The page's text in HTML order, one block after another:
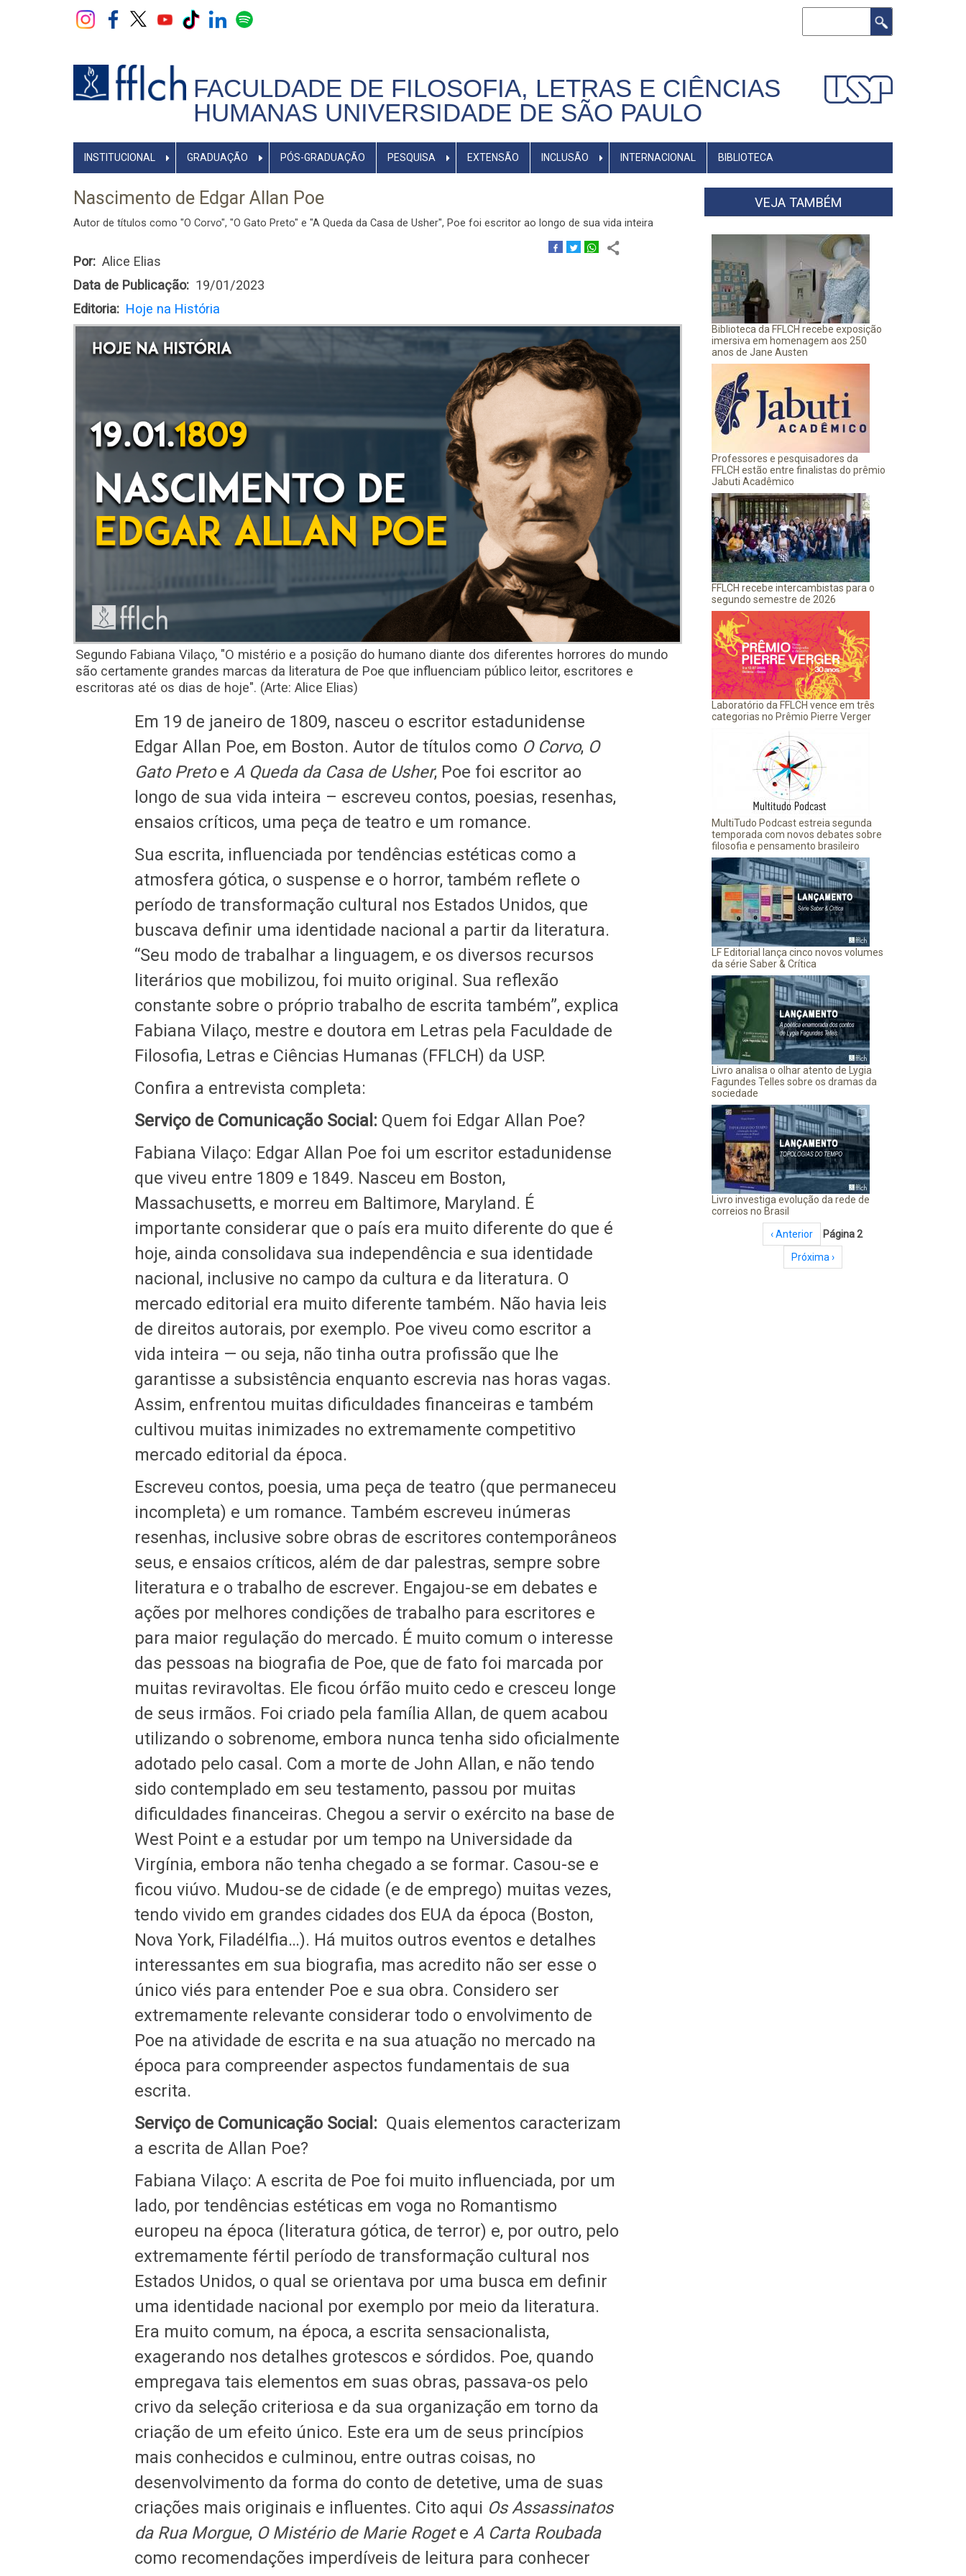
FACULDADE DE FILOSOFIA, LETRAS E CIÊNCIAS
HUMANAS UNIVERSIDADE DE SÃO PAULO
NAVEGADOR
PRINCIPAL
INSTITUCIONAL GRADUAÇÃO PÓS-GRADUAÇÃO PESQUISA EXTENSÃO INCLUSÃO INTERNACIONAL BIBLIOTECA
Nascimento de Edgar Allan Poe
Autor de títulos como "O Corvo", "O Gato Preto" e "A Queda da Casa de Usher", Poe foi escritor ao longo de sua vida inteira
Por
Alice Elias
Data de Publicação
19/01/2023
Editoria
Hoje na História
Segundo Fabiana Vilaço, "O mistério e a posição do humano diante dos diferentes horrores do mundo
são certamente grandes marcas da literatura de Poe que influenciam público leitor, escritores e
escritoras até os dias de hoje". (Arte: Alice Elias)
Em 19 de janeiro de 1809, nasceu o escritor estadunidense
Edgar Allan Poe, em Boston. Autor de títulos como O Corvo, O
Gato Pretoe A Queda da Casa de Usher, Poe foi escritor ao
longo de sua vida inteira – escreveu contos, poesias, resenhas,
ensaios críticos, uma peça de teatro e um romance.
Sua escrita, influenciada por tendências estéticas como a
atmosfera gótica, o suspense e o horror, também reflete o
período de transformação cultural nos Estados Unidos, que
buscava definir uma identidade nacional a partir da literatura.
“Seu modo de trabalhar a linguagem, e os diversos recursos
literários que mobilizou, foi muito original. Sua reflexão
constante sobre o próprio trabalho de escrita também”, explica
Fabiana Vilaço, mestre e doutora em Letras pela Faculdade de
Filosofia, Letras e Ciências Humanas (FFLCH) da USP.
Confira a entrevista completa:
Serviço de Comunicação Social: Quem foi Edgar Allan Poe?
Fabiana Vilaço: Edgar Allan Poe foi um escritor estadunidense
que viveu entre 1809 e 1849. Nasceu em Boston,
Massachusetts, e morreu em Baltimore, Maryland. É
importante considerar que o país era muito diferente do que é
hoje, ainda consolidava sua independência e sua identidade
nacional, inclusive no campo da cultura e da literatura. O
mercado editorial era muito diferente também. Não havia leis
de direitos autorais, por exemplo. Poe viveu como escritor a
vida inteira — ou seja, não tinha outra profissão que lhe
garantisse a subsistência enquanto escrevia nas horas vagas.
Assim, enfrentou muitas dificuldades financeiras e também
cultivou muitas inimizades no extremamente competitivo
mercado editorial da época.
Escreveu contos, poesia, uma peça de teatro (que permaneceu
incompleta) e um romance. Também escreveu inúmeras
resenhas, inclusive sobre obras de escritores contemporâneos
seus, e ensaios críticos, além de dar palestras, sempre sobre
literatura e o trabalho de escrever. Engajou-se em debates e
ações por melhores condições de trabalho para escritores e
para maior regulação do mercado. É muito comum o interesse
das pessoas na biografia de Poe, que de fato foi marcada por
muitas reviravoltas. Ele ficou órfão muito cedo e cresceu longe
de seus irmãos. Foi criado pela família Allan, de quem acabou
utilizando o sobrenome, embora nunca tenha sido oficialmente
adotado pelo casal. Com a morte de John Allan, e não tendo
sido contemplado em seu testamento, passou por muitas
dificuldades financeiras. Chegou a servir o exército na base de
West Point e a estudar por um tempo na Universidade da
Virgínia, embora não tenha chegado a se formar. Casou-se e
ficou viúvo. Mudou-se de cidade (e de emprego) muitas vezes,
tendo vivido em grandes cidades dos EUA da época (Boston,
Nova York, Filadélfia…). Há muitos outros eventos e detalhes
interessantes em sua biografia, mas acredito não ser esse o
único viés para entender Poe e sua obra. Considero ser
extremamente relevante considerar todo o envolvimento de
Poe na atividade de escrita e na sua atuação no mercado na
época para compreender aspectos fundamentais de sua
escrita.
Serviço de Comunicação Social: Quais elementos caracterizam
a escrita de Allan Poe?
Fabiana Vilaço: A escrita de Poe foi muito influenciada, por um
lado, por tendências estéticas em voga no Romantismo
europeu na época (literatura gótica, de terror) e, por outro, pelo
extremamente fértil período de transformação cultural nos
Estados Unidos, o qual se orientava por uma busca em definir
uma identidade nacional por exemplo por meio da literatura.
Era muito comum, na época, a escrita sensacionalista,
exagerando nos detalhes grotescos e sórdidos. Poe, quando
empregava tais elementos em suas obras, passava-os pelo
crivo da seleção criteriosa e da sua organização em torno da
criação de um efeito único. Este era um de seus princípios
mais conhecidos e culminou, entre outras coisas, no
desenvolvimento da forma do conto de detetive, uma de suas
criações mais originais e influentes. Cito aqui Os Assassinatos
da Rua Morgue, O Mistério de Marie Rogete A Carta Roubada
como recomendações imperdíveis de leitura para conhecer
VEJA TAMBÉM
Biblioteca da FFLCH recebe exposição
imersiva em homenagem aos 250
anos de Jane Austen
Professores e pesquisadores da
FFLCH estão entre finalistas do prêmio
Jabuti Acadêmico
FFLCH recebe intercambistas para o
segundo semestre de 2026
Laboratório da FFLCH vence em três
categorias no Prêmio Pierre Verger
MultiTudo Podcast estreia segunda
temporada com novos debates sobre
filosofia e pensamento brasileiro
LF Editorial lança cinco novos volumes
da série Saber & Crítica
Livro analisa o olhar atento de Lygia
Fagundes Telles sobre os dramas da
sociedade
Livro investiga evolução da rede de
correios no Brasil
PaginaçãoPágina anterior
‹ Anterior
Página 2
Próxima página
Próxima ›